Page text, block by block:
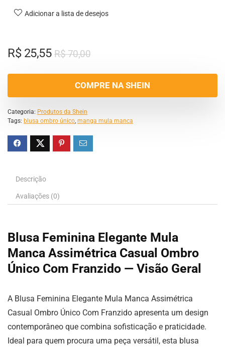
Adicionar a lista de desejos
R$70,00
R$25,55
COMPRE NA SHEIN
Categoria: Produtos da Shein
Tags: blusa ombro único, manga mula manca
Descrição
Avaliações (0)
Blusa Feminina Elegante Mula
Manca Assimétrica Casual Ombro
Único Com Franzido — Visão Geral
A Blusa Feminina Elegante Mula Manca Assimétrica
Casual Ombro Único Com Franzido apresenta um design
contemporâneo que combina sofisticação e praticidade.
Ideal para quem procura uma peça versátil, esta blusa